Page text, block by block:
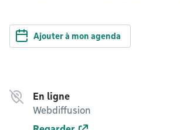
Ajouter à mon agenda
En ligne
Webdiffusion